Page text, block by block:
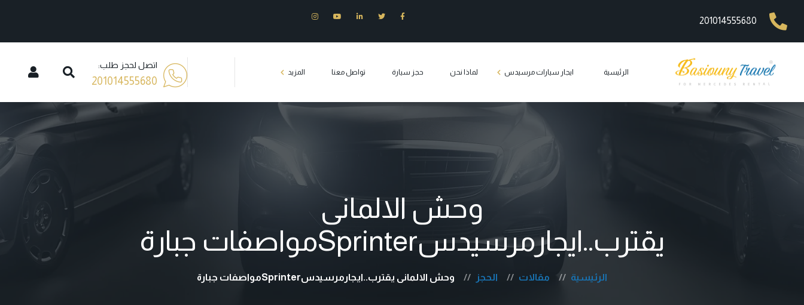
201014555680
الرئيسية ايجار سيارات مرسيدس
Tourist transport car rental
لماذا نحن حجز سيارة تواصل معنا المزيد
اتصل لحجز طلب:
201014555680
وحش الالمانى
يقترب..ايجارمرسيدسSprinterمواصفات جبارة
الرئيسية مقالات الحجز وحش الالمانى يقترب..ايجارمرسيدسSprinterمواصفات جبارة